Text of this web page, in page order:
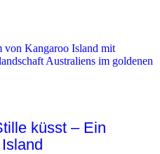
küsst – Ein